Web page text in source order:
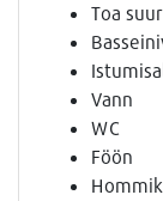
Toa
Vann
WC
Föön